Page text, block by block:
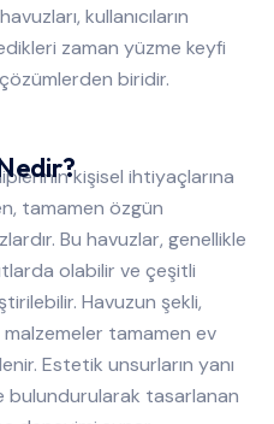
kullanıcıların
zaman yüzme keyfi
biridir.
kişisel ihtiyaçlarına
tamamen özgün
Bu havuzlar, genellikle
olabilir ve çeşitli
Havuzun şekli,
tamamen ev
Estetik unsurların yanı
bulundurularak tasarlanan